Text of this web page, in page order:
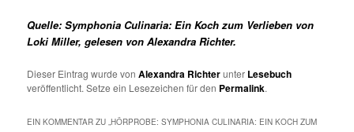
Quelle: Symphonia Culinaria: Ein Koch zum Verlieben von
Loki Miller, gelesen von Alexandra Richter.
Dieser Eintrag wurde vonAlexandra Richterunter Lesebuch
veröffentlicht. Setze ein Lesezeichen für den Permalink.
EIN KOMMENTAR ZU „HÖRPROBE: SYMPHONIA CULINARIA: EIN KOCH ZUM